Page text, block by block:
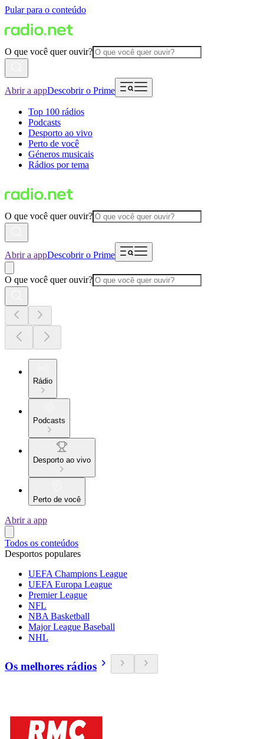
Pular para o conteúdo
O que você quer ouvir?
Abrir a appDescobrir o Prime
Top 100 rádios
Podcasts
Desporto ao vivo
Perto de você
Géneros musicais
Rádios por tema
O que você quer ouvir?
Abrir a appDescobrir o Prime
O que você quer ouvir?
Rádio
Podcasts
Desporto ao vivo
Perto de você
Abrir a app
Todos os conteúdos
Desportos populares
UEFA Champions League
UEFA Europa League
Premier League
NFL
NBA Basketball
Major League Baseball
NHL
Os melhores rádios